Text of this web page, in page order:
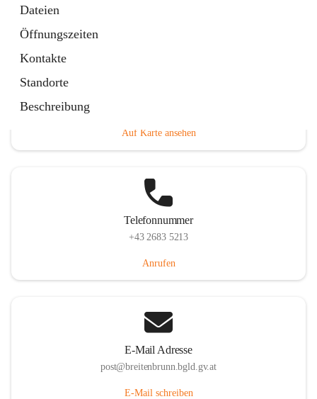
Dateien
Öffnungszeiten
Kontakte
Standorte
Beschreibung
Auf Karte ansehen
Telefonnummer
+43 2683 5213
Anrufen
E-Mail Adresse
post@breitenbrunn.bgld.gv.at
E-Mail schreiben